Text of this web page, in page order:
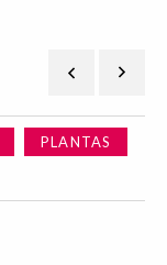
PLANTAS